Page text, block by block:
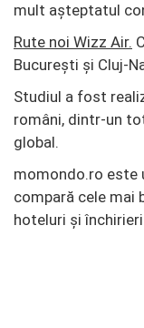
mult aşteptatul
Rute noi Wizz Air.
București și Cluj-
Studiul a fost
români, dintr-un
global.
momondo.ro este
compară cele mai
hoteluri şi